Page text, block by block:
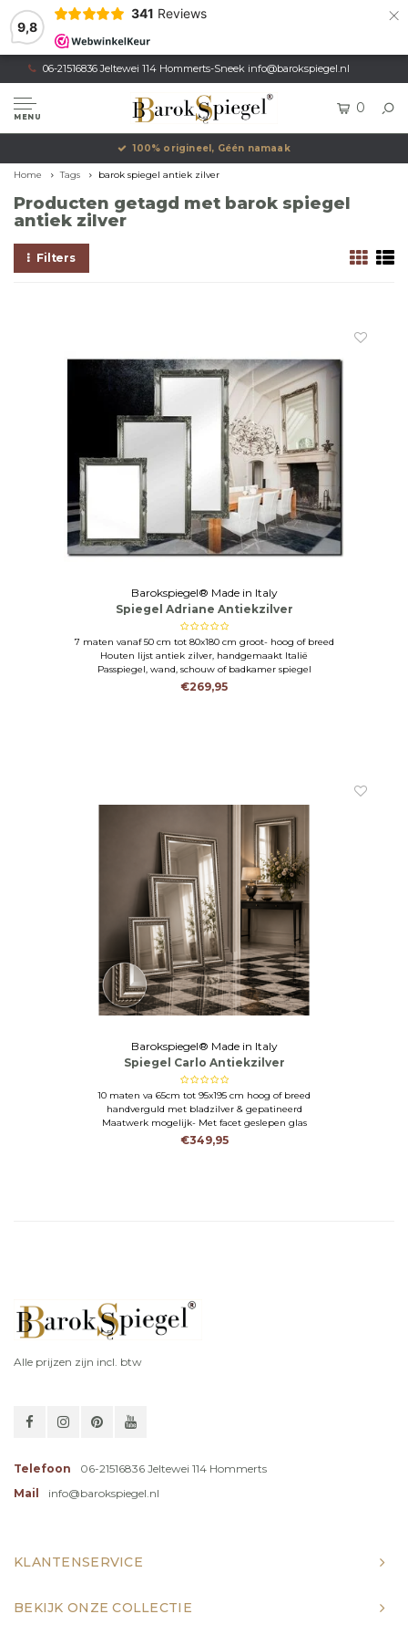
9,8
341 Reviews ×
06-21516836 Jeltewei 114 Hommerts-Sneek info@barokspiegel.nl
MENU
0
100% origineel, Géén namaak
Home Tags barok spiegel antiek zilver
Producten getagd met barok spiegel
antiek zilver
Filters
Barokspiegel® Made in Italy
Spiegel Adriane Antiekzilver
7 maten vanaf 50 cm tot 80x180 cm groot- hoog of breed
Houten lijst antiek zilver, handgemaakt Italië
Passpiegel, wand, schouw of badkamer spiegel
€269,95
Barokspiegel® Made in Italy
Spiegel Carlo Antiekzilver
10 maten va 65cm tot 95x195 cm hoog of breed
handverguld met bladzilver & gepatineerd
Maatwerk mogelijk- Met facet geslepen glas
€349,95
Alle prijzen zijn incl. btw
Telefoon
06-21516836 Jeltewei 114 Hommerts
Mail
info@barokspiegel.nl
KLANTENSERVICE
BEKIJK ONZE COLLECTIE